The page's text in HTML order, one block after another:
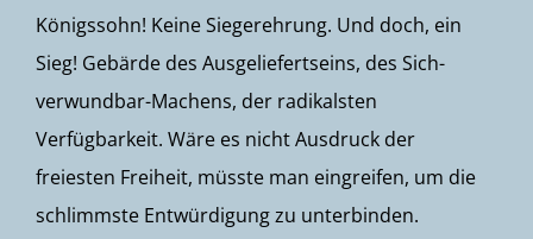
Königssohn! Keine Siegerehrung. Und doch, ein
Sieg! Gebärde des Ausgeliefertseins, des Sich-
verwundbar-Machens, der radikalsten
Verfügbarkeit. Wäre es nicht Ausdruck der
freiesten Freiheit, müsste man eingreifen, um die
schlimmste Entwürdigung zu unterbinden.